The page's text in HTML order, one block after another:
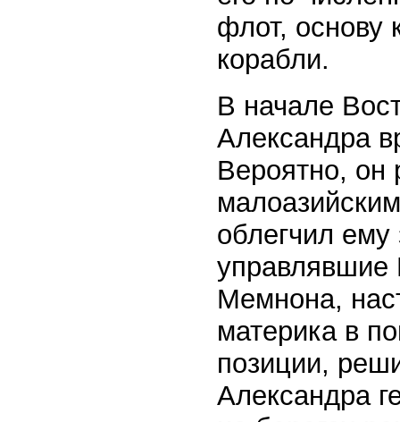
флот, основу
корабли.
В начале
Александра
Вероятно, он
облегчил
Мемнона,
материка в
позиции,
Александра